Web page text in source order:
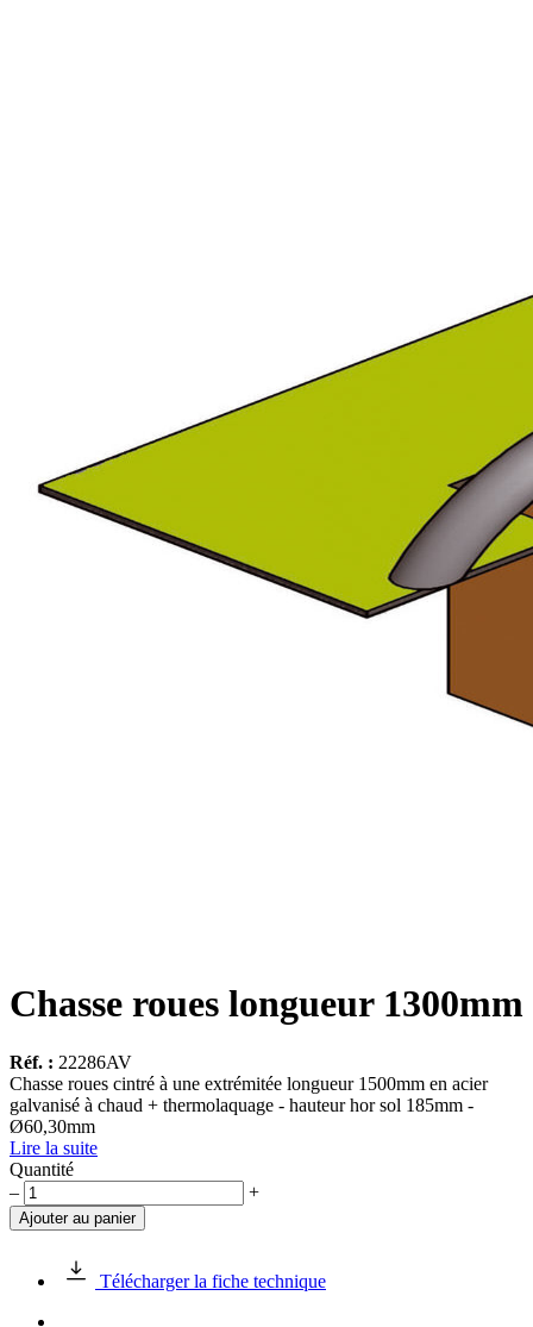
Chasse roues longueur 1300mm
Réf. : 22286AV
Chasse roues cintré à une extrémitée longueur 1500mm en acier
galvanisé à chaud + thermolaquage - hauteur hor sol 185mm -
Ø60,30mm
Lire la suite
Quantité
quantité
de
Chasse
longueur
– +
Ajouter au panier
Télécharger la fiche technique